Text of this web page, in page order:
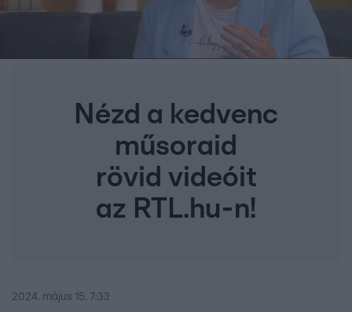
Nézd a kedvenc
műsoraid
rövid videóit
az RTL.hu-n!
2024. május 15. 7:33